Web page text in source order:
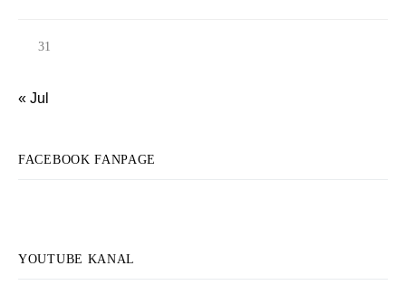
31
« Jul
FACEBOOK FANPAGE
YOUTUBE KANAL